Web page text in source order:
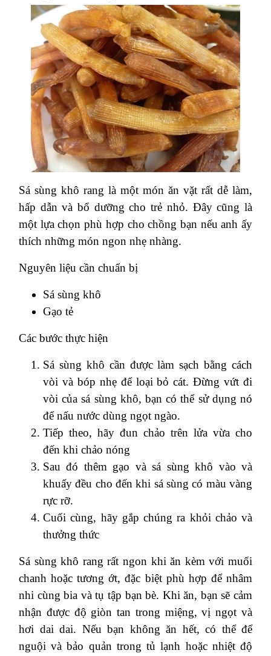
Sá sùng khô rang là một món ăn vặt rất dễ làm,
hấp dẫn và bổ dưỡng cho trẻ nhỏ. Đây cũng là
một lựa chọn phù hợp cho chồng bạn nếu anh ấy
thích những món ngon nhẹ nhàng.
Nguyên liệu cần chuẩn bị
Sá sùng khô
Gạo tẻ
Các bước thực hiện
Sá sùng khô cần được làm sạch bằng cách
vòi và bóp nhẹ để loại bỏ cát. Đừng vứt đi
vòi của sá sùng khô, bạn có thể sử dụng nó
để nấu nước dùng ngọt ngào.
Tiếp theo, hãy đun chảo trên lửa vừa cho
đến khi chảo nóng
Sau đó thêm gạo và sá sùng khô vào và
khuấy đều cho đến khi sá sùng có màu vàng
rực rỡ.
Cuối cùng, hãy gắp chúng ra khỏi chảo và
thưởng thức
Sá sùng khô rang rất ngon khi ăn kèm với muối
chanh hoặc tương ớt, đặc biệt phù hợp để nhâm
nhi cùng bia và tụ tập bạn bè. Khi ăn, bạn sẽ cảm
nhận được độ giòn tan trong miệng, vị ngọt và
hơi dai dai. Nếu bạn không ăn hết, có thể để
nguội và bảo quản trong tủ lạnh hoặc nhiệt độ